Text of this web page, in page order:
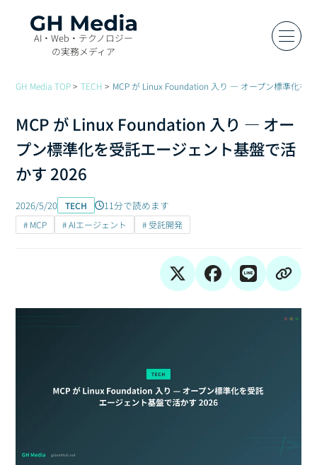
AI・Web・テクノロジー
の実務メディア
GH Media TOP TECH MCP が Linux Foundation 入り — オープン標準化を
MCP が Linux Foundation 入り — オー
プン標準化を受託エージェント基盤で活
かす 2026
2026/5/20 TECH 11分で読めます
# MCP # AIエージェント # 受託開発